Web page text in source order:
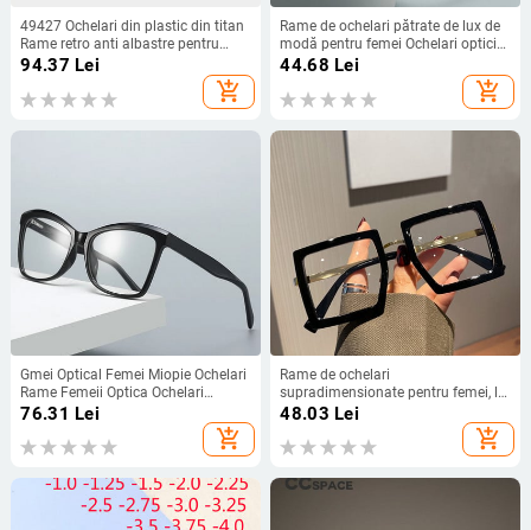
49427 Ochelari din plastic din titan
Rame retro anti albastre pentru
unghii de orez Ochelari optici de
94.37 Lei
add_shopping_cart
Rame de ochelari pătrate de lux de
modă pentru femei Ochelari optici
Ochelari de ochelari transparente
44.68 Lei
add_shopping_cart
Gmei Optical Femei Miopie Ochelari
Rame Femeii Optica Ochelari
Ochelari Rama Prescriptie Oculos
Cu Balamale Primavara 2014
76.31 Lei
add_shopping_cart
Rame de ochelari
supradimensionate pentru femei, la
modă, clasice, pătrate, transparente,
lentile optice pentru computer,
ochelari cu lentile transparente.
48.03 Lei
add_shopping_cart